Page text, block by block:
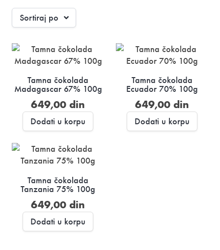
Sortiraj po
Tamna čokolada
Madagascar 67% 100g
649,00 din
Dodati u korpu
Tamna čokolada
Ecuador 70% 100g
649,00 din
Dodati u korpu
Tamna čokolada
Tanzania 75% 100g
649,00 din
Dodati u korpu